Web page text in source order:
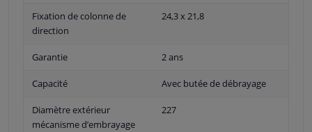
Fixation de colonne de
direction
24,3 x 21,8
Garantie 2 ans
Capacité Avec butée de débrayage
Diamètre extérieur
mécanisme d’embrayage
227